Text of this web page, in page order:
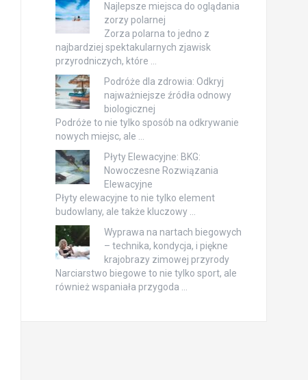
Najlepsze miejsca do oglądania
zorzy polarnej
Zorza polarna to jedno z
najbardziej spektakularnych zjawisk
przyrodniczych, które …
Podróże dla zdrowia: Odkryj
najważniejsze źródła odnowy
biologicznej
Podróże to nie tylko sposób na odkrywanie
nowych miejsc, ale …
Płyty Elewacyjne: BKG:
Nowoczesne Rozwiązania
Elewacyjne
Płyty elewacyjne to nie tylko element
budowlany, ale także kluczowy …
Wyprawa na nartach biegowych
– technika, kondycja, i piękne
krajobrazy zimowej przyrody
Narciarstwo biegowe to nie tylko sport, ale
również wspaniała przygoda …